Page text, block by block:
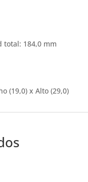
total: 184,0 mm
(19,0) x Alto (29,0)